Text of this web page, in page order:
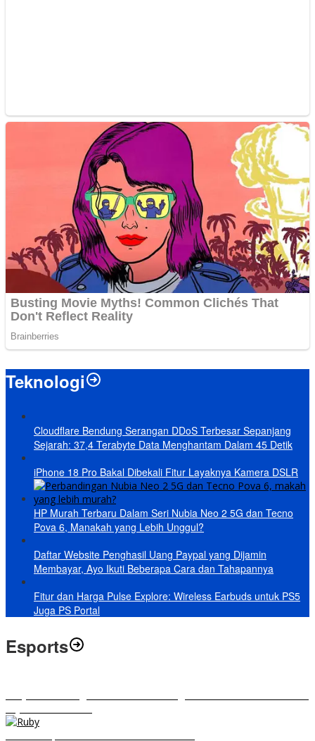
Teknologi
Cloudflare Bendung Serangan DDoS Terbesar Sepanjang
Sejarah: 37,4 Terabyte Data Menghantam Dalam 45 Detik
iPhone 18 Pro Bakal Dibekali Fitur Layaknya Kamera DSLR
HP Murah Terbaru Dalam Seri Nubia Neo 2 5G dan Tecno
Pova 6, Manakah yang Lebih Unggul?
Daftar Website Penghasil Uang Paypal yang Dijamin
Membayar, Ayo Ikuti Beberapa Cara dan Tahapannya
Fitur dan Harga Pulse Explore: Wireless Earbuds untuk PS5
Juga PS Portal
Esports